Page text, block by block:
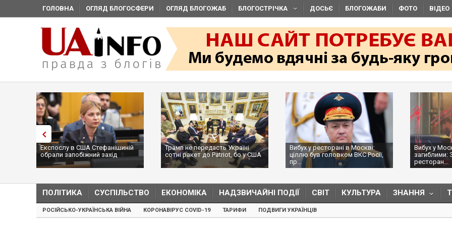
ГОЛОВНА ОГЛЯД БЛОГОСФЕРИ ОГЛЯД БЛОГОЖАБ БЛОГОСТРІЧКА ДОСЬЄ БЛОГОЖАБИ ФОТО ВІДЕО
Експослу в США Стефанішиній
обрали запобіжний захід
Трамп не передасть Україні
сотні ракет до Patriot, бо у США
...
Вибух у ресторані в Москві:
ціллю був головком ВКС Росії,
пр...
Вибух у
загиблими:
ресторан...
ПОЛІТИКА СУСПІЛЬСТВО ЕКОНОМІКА НАДЗВИЧАЙНІ ПОДІЇ СВІТ КУЛЬТУРА ЗНАННЯ
РОСІЙСЬКО-УКРАЇНСЬКА ВІЙНА КОРОНАВІРУС COVID-19 ТАРИФИ ПОДВИГИ УКРАЇНЦІВ